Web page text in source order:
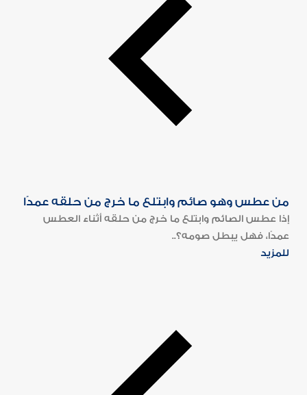
من عطس وهو صائم وابتلع ما خرج من حلقه عمدًا
إذا عطس الصائم وابتلع ما خرج من حلقه أثناء العطس
عمدًا، فهل يبطل صومه؟..
للمزيد